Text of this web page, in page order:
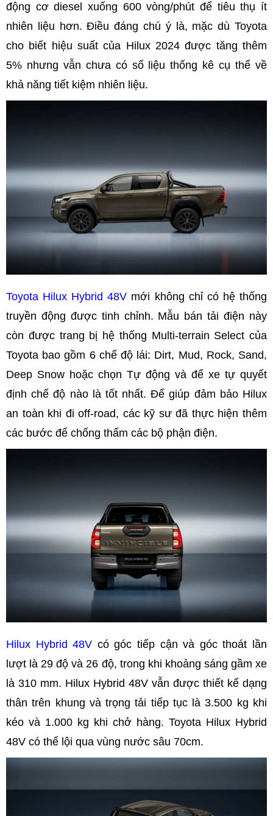
động cơ diesel xuống 600 vòng/phút để tiêu thụ ít
nhiên liệu hơn. Điều đáng chú ý là, mặc dù Toyota
cho biết hiệu suất của Hilux 2024 được tăng thêm
5% nhưng vẫn chưa có số liệu thống kê cụ thể về
khả năng tiết kiệm nhiên liệu.
Toyota Hilux Hybrid 48V mới không chỉ có hệ thống
truyền động được tinh chỉnh. Mẫu bán tải điện này
còn được trang bị hệ thống Multi-terrain Select của
Toyota bao gồm 6 chế độ lái: Dirt, Mud, Rock, Sand,
Deep Snow hoặc chọn Tự động và để xe tự quyết
định chế độ nào là tốt nhất. Để giúp đảm bảo Hilux
an toàn khi đi off-road, các kỹ sư đã thực hiện thêm
các bước để chống thấm các bộ phận điện.
Hilux Hybrid 48V có góc tiếp cận và góc thoát lần
lượt là 29 độ và 26 độ, trong khi khoảng sáng gầm xe
là 310 mm. Hilux Hybrid 48V vẫn được thiết kế dạng
thân trên khung và trọng tải tiếp tục là 3.500 kg khi
kéo và 1.000 kg khi chở hàng. Toyota Hilux Hybrid
48V có thể lội qua vùng nước sâu 70cm.